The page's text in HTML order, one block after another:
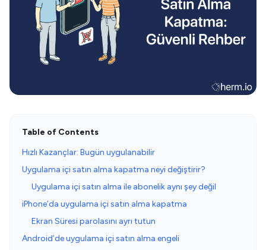
Table of Contents
Hızlı Kazançlar: Bugün uygulanabilir
Uygulama içi satın alma kapatma neyi değiştirir?
Uygulama içi satın alma ile abonelik aynı şey değil
iPhone’da uygulama içi satın alma kapatma
Ekran Süresi parolasını ayrı tutun
Android’de uygulama içi satın alma engeli